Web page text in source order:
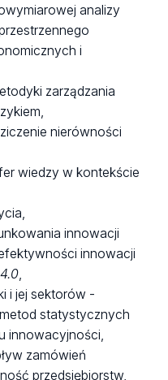
analizy
i
zarządzania
nierówności
wiedzy w kontekście
innowacji
innowacji
i jej sektorów -
statystycznych
innowacyjności,
zamówień
przedsiębiorstw,